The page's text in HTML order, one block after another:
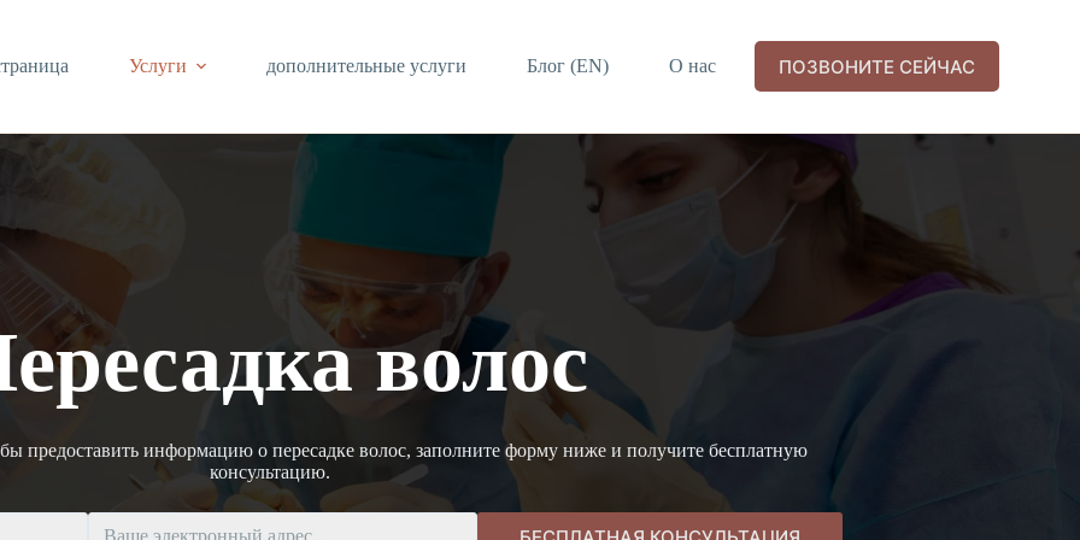
Услуги дополнительные услуги Блог (EN) О нас Контакт Русский
ПОЗВОНИТЕ СЕЙЧАС
волос
предоставить информацию о пересадке волос, заполните форму ниже и получите бесплатную
консультацию.